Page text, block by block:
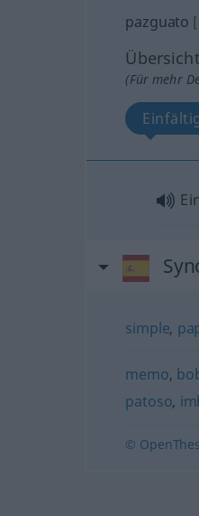
pazguato
(Für mehr
simple,
memo,
patoso,
©